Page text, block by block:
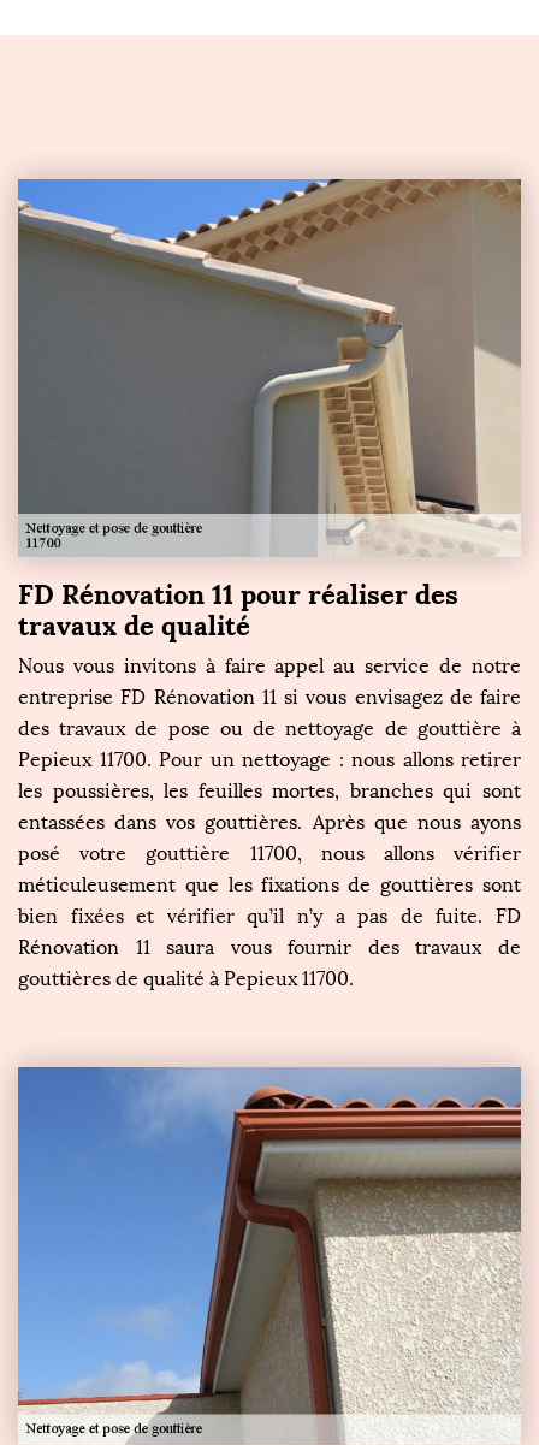
FD Rénovation 11 pour réaliser des
travaux de qualité
Nous vous invitons à faire appel au service de notre
entreprise FD Rénovation 11 si vous envisagez de faire
des travaux de pose ou de nettoyage de gouttière à
Pepieux 11700. Pour un nettoyage : nous allons retirer
les poussières, les feuilles mortes, branches qui sont
entassées dans vos gouttières. Après que nous ayons
posé votre gouttière 11700, nous allons vérifier
méticuleusement que les fixations de gouttières sont
bien fixées et vérifier qu’il n’y a pas de fuite. FD
Rénovation 11 saura vous fournir des travaux de
gouttières de qualité à Pepieux 11700.